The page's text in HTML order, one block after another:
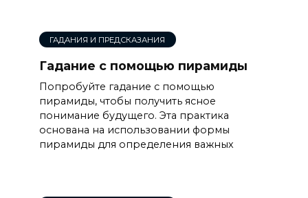
ГАДАНИЯ И ПРЕДСКАЗАНИЯ
Гадание с помощью пирамиды
Попробуйте гадание с помощью
пирамиды, чтобы получить ясное
понимание будущего. Эта практика
основана на использовании формы
пирамиды для определения важных